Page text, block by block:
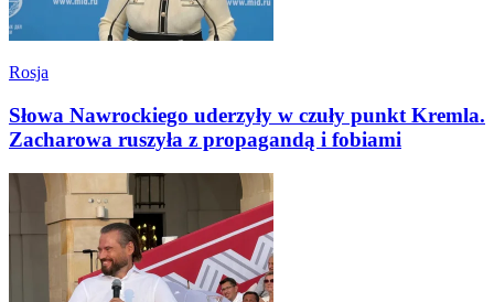
Rosja
Słowa Nawrockiego uderzyły w czuły punkt Kremla.
Zacharowa ruszyła z propagandą i fobiami